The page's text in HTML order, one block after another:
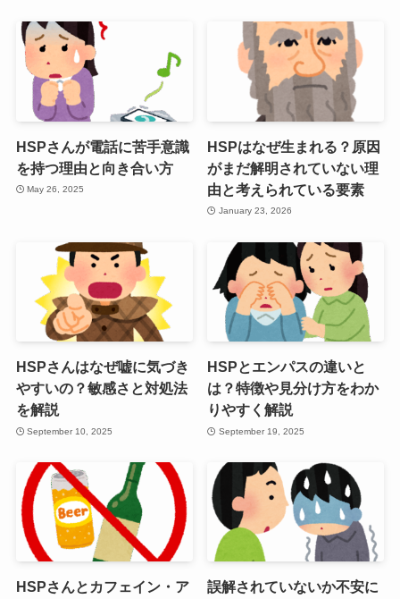
HSPさんが電話に苦手意識
を持つ理由と向き合い方
May 26, 2025
HSPはなぜ生まれる？原因
がまだ解明されていない理
由と考えられている要素
January 23, 2026
HSPさんはなぜ嘘に気づき
やすいの？敏感さと対処法
を解説
September 10, 2025
HSPとエンパスの違いと
は？特徴や見分け方をわか
りやすく解説
September 19, 2025
HSPさんとカフェイン・ア
誤解されていないか不安に